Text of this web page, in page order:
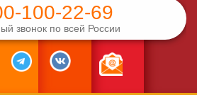
100-22-69
звонок по всей России